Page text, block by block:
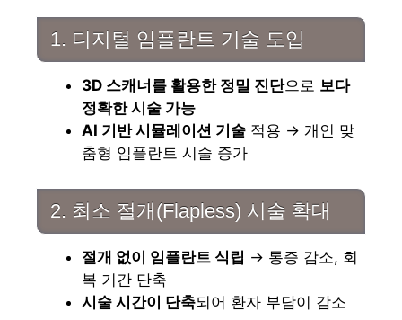
1. 디지털 임플란트 기술 도입
3D 스캐너를 활용한 정밀 진단으로 보다
정확한 시술 가능
AI 기반 시뮬레이션 기술 적용 → 개인 맞
춤형 임플란트 시술 증가
2. 최소 절개(Flapless) 시술 확대
절개 없이 임플란트 식립 → 통증 감소, 회
복 기간 단축
시술 시간이 단축되어 환자 부담이 감소